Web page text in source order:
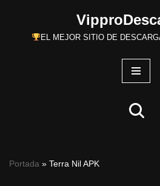
EL MEJOR SITIO DE
Portada » Terra Nil APK